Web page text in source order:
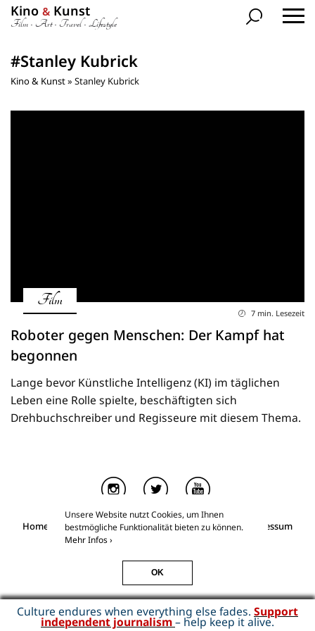
Kino & Kunst
Film • Art • Travel • Lifestyle
#Stanley Kubrick
Kino & Kunst» Stanley Kubrick
Film
7 min. Lesezeit
Roboter gegen Menschen: Der Kampf hat
begonnen
Lange bevor Künstliche Intelligenz (KI) im täglichen
Leben eine Rolle spielte, beschäftigten sich
Drehbuchschreiber und Regisseure mit diesem Thema.
Home Über Kino & Kunst Essays for Members
Impressum
Kino & Kunst
Culture endures when everything else fades. Support
independent journalism– help keep it alive.
Unsere Website nutzt Cookies, um Ihnen
bestmögliche Funktionalität bieten zu können.
Mehr Infos ›
OK